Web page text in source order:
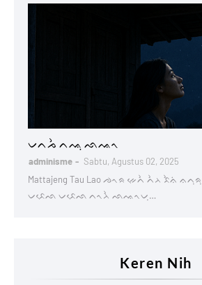
ᨆᨈᨍᨛ ᨈᨕᨘ ᨒᨕᨚ
adminisme
Sabtu, Agustus 02, 2025
Mattajeng Tau Lao ᨌᨚᨑ ᨀᨙᨈᨛ ᨈᨛᨂ ᨅᨛᨊᨗ
ᨆᨅᨙᨒ ᨆᨅᨙᨒ ᨈᨚᨂᨛ ᨒᨕᨚᨆᨘ…
Keren Nih